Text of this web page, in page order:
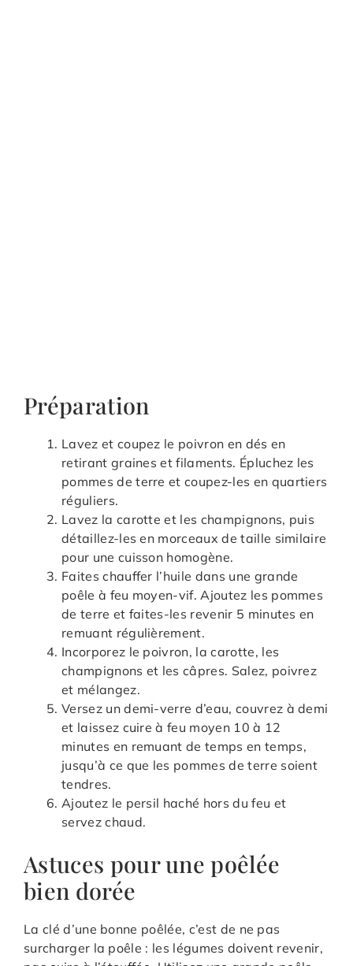
Préparation
Lavez et coupez le poivron en dés en
retirant graines et filaments. Épluchez les
pommes de terre et coupez-les en quartiers
réguliers.
Lavez la carotte et les champignons, puis
détaillez-les en morceaux de taille similaire
pour une cuisson homogène.
Faites chauffer l’huile dans une grande
poêle à feu moyen-vif. Ajoutez les pommes
de terre et faites-les revenir 5 minutes en
remuant régulièrement.
Incorporez le poivron, la carotte, les
champignons et les câpres. Salez, poivrez
et mélangez.
Versez un demi-verre d’eau, couvrez à demi
et laissez cuire à feu moyen 10 à 12
minutes en remuant de temps en temps,
jusqu’à ce que les pommes de terre soient
tendres.
Ajoutez le persil haché hors du feu et
servez chaud.
Astuces pour une poêlée
bien dorée
La clé d’une bonne poêlée, c’est de ne pas
surcharger la poêle : les légumes doivent revenir,